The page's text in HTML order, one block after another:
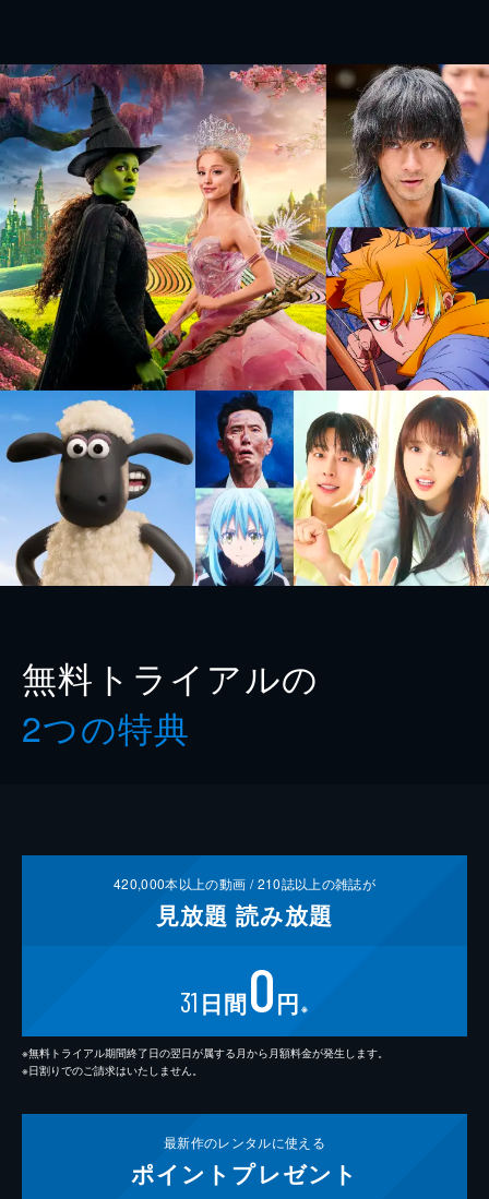
無料トライアルの
2つの特典
420,000本以上の動画 /210誌以上の雑誌が
見放題 読み放題
31 日間0円 ※
※無料トライアル期間終了日の翌日が属する月から月額料金が発生します。
※日割りでのご請求はいたしません。
最新作のレンタルに使える
ポイント プレゼント